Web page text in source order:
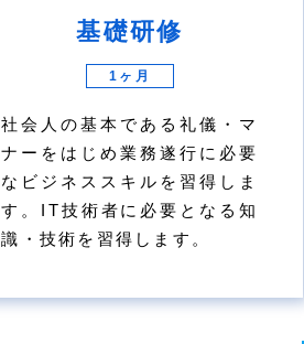
基礎研修
1ヶ月
社会人の基本である礼儀・マ
ナーをはじめ業務遂行に必要
なビジネススキルを習得しま
す。IT技術者に必要となる知
識・技術を習得します。